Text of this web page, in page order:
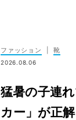
ファッション 靴
2026.08.06
猛暑の子連
カー」が正